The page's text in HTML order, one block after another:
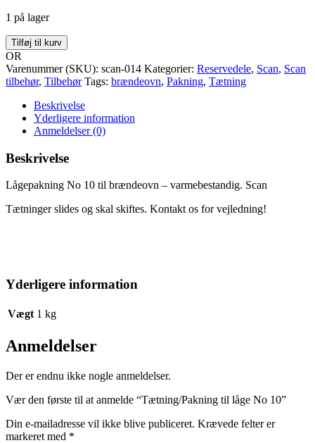
1 på lager
Tætning/Pakning
til
låge
No
antal
Tilføj til kurv
OR
Varenummer (SKU): scan-014 Kategorier: Reservedele, Scan, Scan
tilbehør, Tilbehør Tags: brændeovn, Pakning, Tætning
Beskrivelse
Yderligere information
Anmeldelser (0)
Beskrivelse
Lågepakning No 10 til brændeovn – varmebestandig. Scan
Tætninger slides og skal skiftes. Kontakt os for vejledning!
Yderligere information
Vægt 1 kg
Anmeldelser
Der er endnu ikke nogle anmeldelser.
Vær den første til at anmelde “Tætning/Pakning til låge No 10”
Din e-mailadresse vil ikke blive publiceret. Krævede felter er
markeret med *